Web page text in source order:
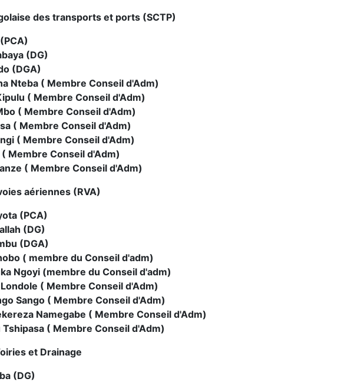
des transports et ports (SCTP)
(DG)
(DGA)
Nteba ( Membre Conseil d'Adm)
( Membre Conseil d'Adm)
( Membre Conseil d'Adm)
( Membre Conseil d'Adm)
( Membre Conseil d'Adm)
Membre Conseil d'Adm)
( Membre Conseil d'Adm)
aériennes (RVA)
(PCA)
(DG)
(DGA)
( membre du Conseil d'adm)
Ngoyi (membre du Conseil d'adm)
( Membre Conseil d'Adm)
Sango ( Membre Conseil d'Adm)
Namegabe ( Membre Conseil d'Adm)
Tshipasa ( Membre Conseil d'Adm)
et Drainage
(DG)